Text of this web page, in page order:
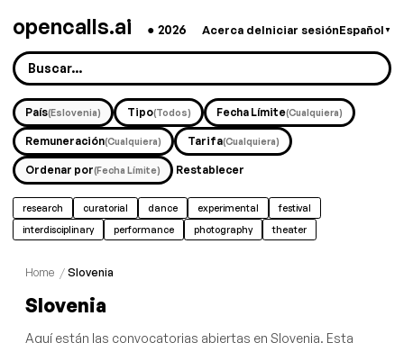
opencalls.ai ● 2026 Acerca deIniciar sesiónEspañol ▼
País(Eslovenia) Tipo(Todos) Fecha Límite(Cualquiera)
Remuneración(Cualquiera) Tarifa(Cualquiera)
Ordenar por(Fecha Límite) Restablecer
research curatorial dance experimental
festival
interdisciplinary
performance photography theater
Home / Slovenia
Slovenia
Aquí están las convocatorias abiertas en Slovenia. Esta